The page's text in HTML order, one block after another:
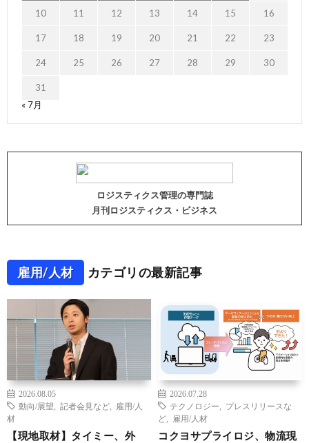
10 11 12 13 14 15 16
17 18 19 20 21 22 23
24 25 26 27 28 29 30
31
« 7月
ロジスティクス管理の専門誌
月刊ロジスティクス・ビジネス
雇用/人材 カテゴリの最新記事
2026.08.05
動向/展望
記者会見など
雇用/人
材
【現地取材】タイミー、外
2026.07.28
テクノロジー
プレスリリースな
ど
雇用/人材
コクヨサプライロジ、物流現